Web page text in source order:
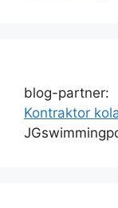
blog-partner:
Kontraktor